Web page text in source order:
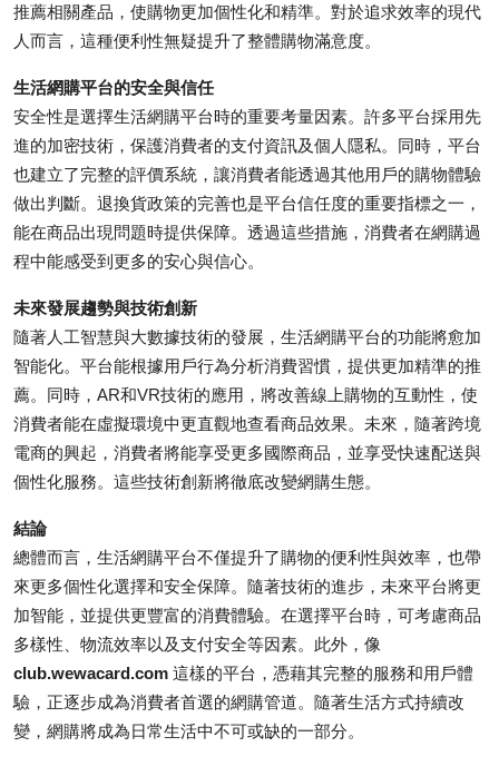
General
Top 10
How To
Support Number
推薦相關產品，使購物更加個性化和精準。對於追求效率的現代
人而言，這種便利性無疑提升了整體購物滿意度。
生活網購平台的安全與信任
安全性是選擇生活網購平台時的重要考量因素。許多平台採用先
進的加密技術，保護消費者的支付資訊及個人隱私。同時，平台
也建立了完整的評價系統，讓消費者能透過其他用戶的購物體驗
做出判斷。退換貨政策的完善也是平台信任度的重要指標之一，
能在商品出現問題時提供保障。透過這些措施，消費者在網購過
程中能感受到更多的安心與信心。
未來發展趨勢與技術創新
隨著人工智慧與大數據技術的發展，生活網購平台的功能將愈加
智能化。平台能根據用戶行為分析消費習慣，提供更加精準的推
薦。同時，AR和VR技術的應用，將改善線上購物的互動性，使
消費者能在虛擬環境中更直觀地查看商品效果。未來，隨著跨境
電商的興起，消費者將能享受更多國際商品，並享受快速配送與
個性化服務。這些技術創新將徹底改變網購生態。
結論
總體而言，生活網購平台不僅提升了購物的便利性與效率，也帶
來更多個性化選擇和安全保障。隨著技術的進步，未來平台將更
加智能，並提供更豐富的消費體驗。在選擇平台時，可考慮商品
多樣性、物流效率以及支付安全等因素。此外，像
club.wewacard.com 這樣的平台，憑藉其完整的服務和用戶體
驗，正逐步成為消費者首選的網購管道。隨著生活方式持續改
變，網購將成為日常生活中不可或缺的一部分。